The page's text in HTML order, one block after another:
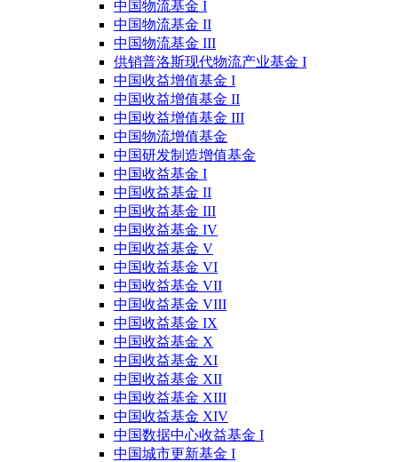
中国物流基金 I
中国物流基金 II
中国物流基金 III
供销普洛斯现代物流产业基金 I
中国收益增值基金 I
中国收益增值基金 II
中国收益增值基金 III
中国物流增值基金
中国研发制造增值基金
中国收益基金 I
中国收益基金 II
中国收益基金 III
中国收益基金 IV
中国收益基金 V
中国收益基金 VI
中国收益基金 VII
中国收益基金 VIII
中国收益基金 IX
中国收益基金 X
中国收益基金 XI
中国收益基金 XII
中国收益基金 XIII
中国收益基金 XIV
中国数据中心收益基金 I
中国城市更新基金 I